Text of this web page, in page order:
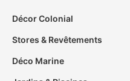
Décor Colonial
Stores & Revêtements
Déco Marine